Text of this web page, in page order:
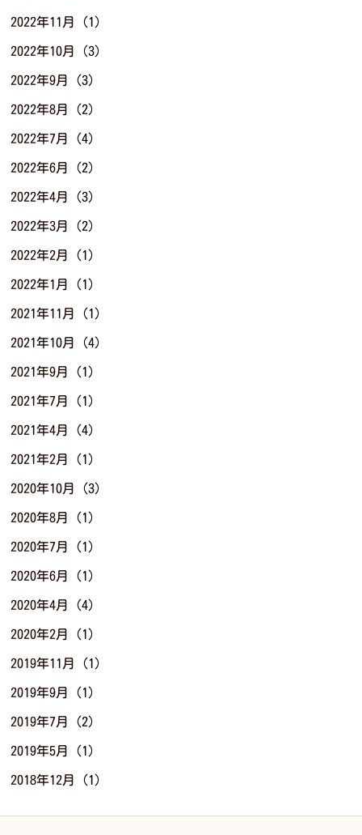
2022年11月 (1)
2022年10月 (3)
2022年9月 (3)
2022年8月 (2)
2022年7月 (4)
2022年6月 (2)
2022年4月 (3)
2022年3月 (2)
2022年2月 (1)
2022年1月 (1)
2021年11月 (1)
2021年10月 (4)
2021年9月 (1)
2021年7月 (1)
2021年4月 (4)
2021年2月 (1)
2020年10月 (3)
2020年8月 (1)
2020年7月 (1)
2020年6月 (1)
2020年4月 (4)
2020年2月 (1)
2019年11月 (1)
2019年9月 (1)
2019年7月 (2)
2019年5月 (1)
2018年12月 (1)